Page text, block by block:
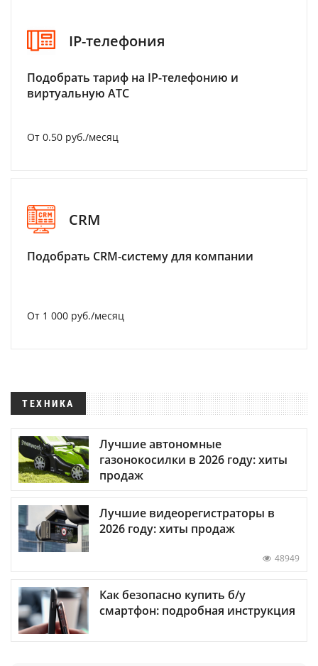
IP-телефония
Подобрать тариф на IP-телефонию и
виртуальную АТС
От 0.50 руб./месяц
CRM
Подобрать CRM-систему для компании
От 1 000 руб./месяц
ТЕХНИКА
Лучшие автономные
газонокосилки в 2026 году: хиты
продаж
Лучшие видеорегистраторы в
2026 году: хиты продаж
48949
Как безопасно купить б/у
смартфон: подробная инструкция